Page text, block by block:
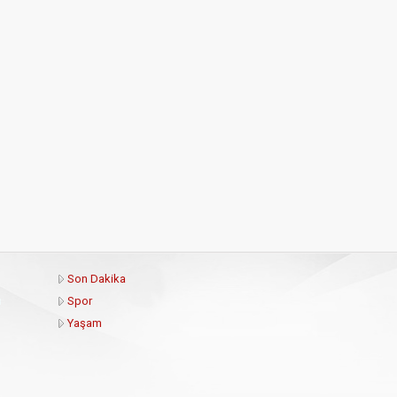
Son Dakika
Spor
Yaşam